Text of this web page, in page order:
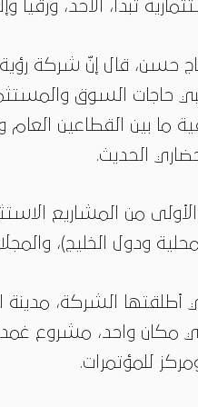
تبدأ، الأحد، ورقيا
حسن، قال إنّ شركة
حاجات السوق
ما بين القطاعين
الحديث.
من المشاريع
ودول الخليج)،
أطلقتها الشركة، مدينة
مكان واحد، مشروع
للمؤتمرات.